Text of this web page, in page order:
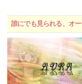
誰にでも見られる、オ